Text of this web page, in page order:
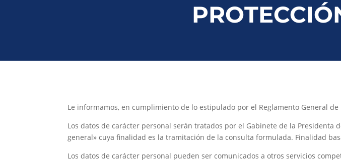
Le informamos, en cumplimiento de lo estipulado por el Reglamento General de
Los datos de carácter personal serán tratados por el Gabinete de la
general» cuya finalidad es la tramitación de la consulta formulada. Finalidad
Los datos de carácter personal pueden ser comunicados a otros servicios